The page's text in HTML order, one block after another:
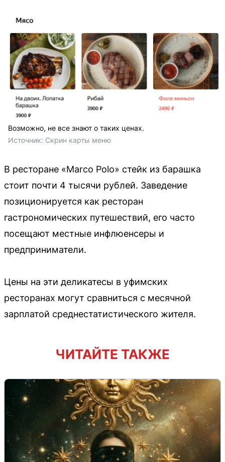
Возможно, не все знают о таких ценах.
Источник: Скрин карты меню
В ресторане «Marco Polo» стейк из барашка
стоит почти 4 тысячи рублей. Заведение
позиционируется как ресторан
гастрономических путешествий, его часто
посещают местные инфлюенсеры и
предприниматели.
Цены на эти деликатесы в уфимских
ресторанах могут сравниться с месячной
зарплатой среднестатистического жителя.
ЧИТАЙТЕ ТАКЖЕ